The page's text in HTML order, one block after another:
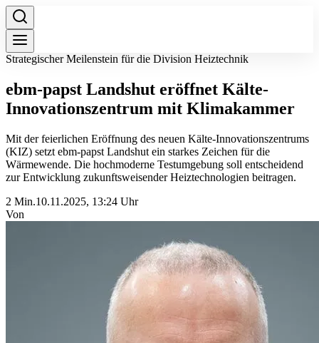
Strategischer Meilenstein für die Division Heiztechnik
ebm‑papst Landshut eröffnet Kälte-
Innovationszentrum mit Klimakammer
Mit der feierlichen Eröffnung des neuen Kälte-Innovationszentrums
(KIZ) setzt ebm‑papst Landshut ein starkes Zeichen für die
Wärmewende. Die hochmoderne Testumgebung soll entscheidend
zur Entwicklung zukunftsweisender Heiztechnologien beitragen.
2 Min.10.11.2025, 13:24 Uhr
Von